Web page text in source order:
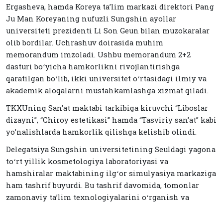
Ergasheva, hamda Koreya taʼlim markazi direktori Pang
Ju Man Koreyaning nufuzli Sungshin ayollar
universiteti prezidenti Li Son Geun bilan muzokaralar
olib bordilar. Uchrashuv doirasida muhim
memorandum imzoladi. Ushbu memorandum 2+2
dasturi boʻyicha hamkorlikni rivojlantirishga
qaratilgan boʻlib, ikki universitet oʻrtasidagi ilmiy va
akademik aloqalarni mustahkamlashga xizmat qiladi.
TKXUning San’at maktabi tarkibiga kiruvchi “Liboslar
dizayni”, “Chiroy estetikasi” hamda “Tasviriy san’at” kabi
yo’nalishlarda hamkorlik qilishga kelishib olindi.
Delegatsiya Sungshin universitetining Seuldagi yagona
toʻrt yillik kosmetologiya laboratoriyasi va
hamshiralar maktabining ilgʻor simulyasiya markaziga
ham tashrif buyurdi. Bu tashrif davomida, tomonlar
zamonaviy taʼlim texnologiyalarini oʻrganish va